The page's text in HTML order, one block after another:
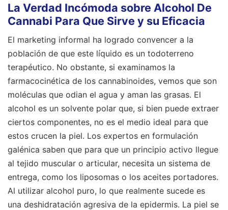
La Verdad Incómoda sobre Alcohol De
Cannabi Para Que Sirve y su Eficacia
El marketing informal ha logrado convencer a la
población de que este líquido es un todoterreno
terapéutico. No obstante, si examinamos la
farmacocinética de los cannabinoides, vemos que son
moléculas que odian el agua y aman las grasas. El
alcohol es un solvente polar que, si bien puede extraer
ciertos componentes, no es el medio ideal para que
estos crucen la piel. Los expertos en formulación
galénica saben que para que un principio activo llegue
al tejido muscular o articular, necesita un sistema de
entrega, como los liposomas o los aceites portadores.
Al utilizar alcohol puro, lo que realmente sucede es
una deshidratación agresiva de la epidermis. La piel se